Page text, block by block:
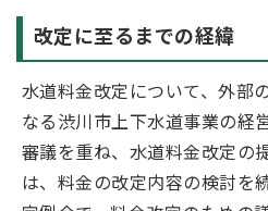
改定に至るまでの経緯
水道料金改定について、外部
なる渋川市上下水道事業の経
審議を重ね、水道料金改定の
は、料金の改定内容の検討を